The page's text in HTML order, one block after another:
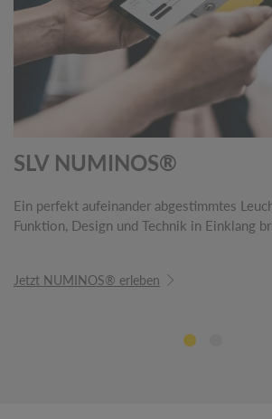
SLV NUMINOS®
Ein perfekt aufeinander abgestimmtes
Funktion, Design und Technik in Einklang
Jetzt NUMINOS® erleben